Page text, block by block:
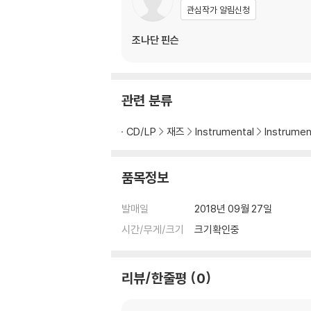
관심작가 알림신청
조나단 핀슨
관련 분류
CD/LP 재즈 Instrumental
품목정보
발매일
2018년 09월 27일
시간/무게/크기
크기확인중
리뷰/한줄평 0